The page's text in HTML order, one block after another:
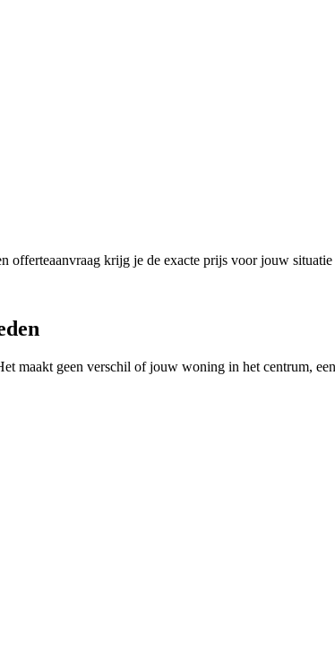
offerteaanvraag krijg je de exacte prijs voor jouw situatie
maakt geen verschil of jouw woning in het centrum,